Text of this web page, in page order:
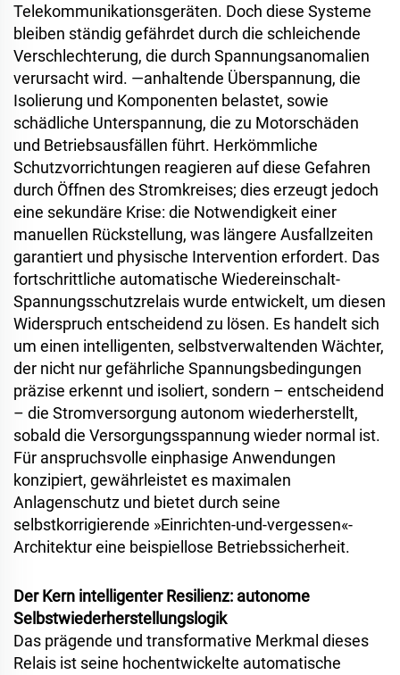
Telekommunikationsgeräten. Doch diese Systeme
bleiben ständig gefährdet durch die schleichende
Verschlechterung, die durch Spannungsanomalien
verursacht wird. —anhaltende Überspannung, die
Isolierung und Komponenten belastet, sowie
schädliche Unterspannung, die zu Motorschäden
und Betriebsausfällen führt. Herkömmliche
Schutzvorrichtungen reagieren auf diese Gefahren
durch Öffnen des Stromkreises; dies erzeugt jedoch
eine sekundäre Krise: die Notwendigkeit einer
manuellen Rückstellung, was längere Ausfallzeiten
garantiert und physische Intervention erfordert. Das
fortschrittliche automatische Wiedereinschalt-
Spannungsschutzrelais wurde entwickelt, um diesen
Widerspruch entscheidend zu lösen. Es handelt sich
um einen intelligenten, selbstverwaltenden Wächter,
der nicht nur gefährliche Spannungsbedingungen
präzise erkennt und isoliert, sondern – entscheidend
– die Stromversorgung autonom wiederherstellt,
sobald die Versorgungsspannung wieder normal ist.
Für anspruchsvolle einphasige Anwendungen
konzipiert, gewährleistet es maximalen
Anlagenschutz und bietet durch seine
selbstkorrigierende »Einrichten-und-vergessen«-
Architektur eine beispiellose Betriebssicherheit.
Der Kern intelligenter Resilienz: autonome
Selbstwiederherstellungslogik
Das prägende und transformative Merkmal dieses
Relais ist seine hochentwickelte automatische